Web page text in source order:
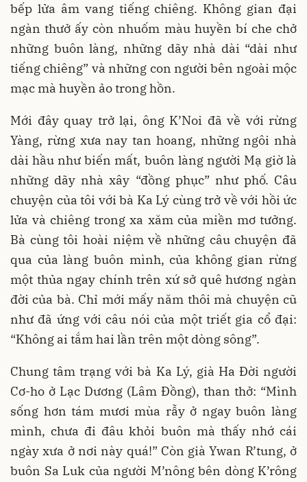
bếp lửa âm vang tiếng chiêng. Không gian đại
ngàn thưở ấy còn nhuốm màu huyền bí che chở
những buôn làng, những dãy nhà dài “dài như
tiếng chiêng” và những con người bên ngoài mộc
mạc mà huyền ảo trong hồn.
Mới đây quay trở lại, ông K’Noi đã về với rừng
Yàng, rừng xưa nay tan hoang, những ngôi nhà
dài hầu như biến mất, buôn làng người Mạ giờ là
những dãy nhà xây “đồng phục” như phố. Câu
chuyện của tôi với bà Ka Lý cùng trở về với hồi ức
lửa và chiêng trong xa xăm của miền mơ tưởng.
Bà cùng tôi hoài niệm về những câu chuyện đã
qua của làng buôn mình, của không gian rừng
một thủa ngay chính trên xứ sở quê hương ngàn
đời của bà. Chỉ mới mấy năm thôi mà chuyện cũ
như đã ứng với câu nói của một triết gia cổ đại:
“Không ai tắm hai lần trên một dòng sông”.
Chung tâm trạng với bà Ka Lý, già Ha Đời người
Cơ-ho ở Lạc Dương (Lâm Đồng), than thở: “Mình
sống hơn tám mươi mùa rẫy ở ngay buôn làng
mình, chưa đi đâu khỏi buôn mà thấy nhớ cái
ngày xưa ở nơi này quá!” Còn già Ywan R’tung, ở
buôn Sa Luk của người M’nông bên dòng K’rông